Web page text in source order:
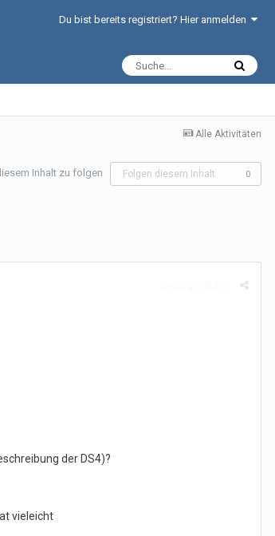
Du bist bereits registriert? Hier anmelden
Alle Aktivitäten
Inhalt zu folgen Folgen diesem Inhalt 0
der DS4)?
vieleicht